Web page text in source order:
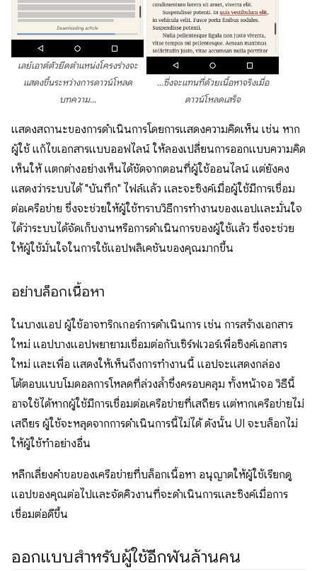
เลย์เอาต์ตัวยึดตำแหน่งโครงร่างจะ
แสดงขึ้นระหว่างการดาวน์โหลด
บทความ...
...ซึ่งจะแทนที่ด้วยเนื้อหาจริงเมื่อ
ดาวน์โหลดเสร็จ
แสดงสถานะของการดำเนินการโดยการแสดงความคิดเห็น เช่น หาก
ผู้ใช้ แก้ไขเอกสารแบบออฟไลน์ ให้ลองเปลี่ยนการออกแบบความคิด
เห็นให้ แตกต่างอย่างเห็นได้ชัดจากตอนที่ผู้ใช้ออนไลน์ แต่ยังคง
แสดงว่าระบบได้ "บันทึก" ไฟล์แล้ว และจะซิงค์เมื่อผู้ใช้มีการเชื่อม
ต่อเครือข่าย ซึ่งจะช่วยให้ผู้ใช้ทราบวิธีการทำงานของแอปและมั่นใจ
ได้ว่าระบบได้จัดเก็บงานหรือการดำเนินการของผู้ใช้แล้ว ซึ่งจะช่วย
ให้ผู้ใช้มั่นใจในการใช้แอปพลิเคชันของคุณมากขึ้น
อย่าบล็อกเนื้อหา
ในบางแอป ผู้ใช้อาจทริกเกอร์การดำเนินการ เช่น การสร้างเอกสาร
ใหม่ แอปบางแอปพยายามเชื่อมต่อกับเซิร์ฟเวอร์เพื่อซิงค์เอกสาร
ใหม่ และเพื่อ แสดงให้เห็นถึงการทำงานนี้ แอปจะแสดงกล่อง
โต้ตอบแบบโมดอลการโหลดที่ล่วงล้ำซึ่งครอบคลุม ทั้งหน้าจอ วิธีนี้
อาจใช้ได้หากผู้ใช้มีการเชื่อมต่อเครือข่ายที่เสถียร แต่หากเครือข่ายไม่
เสถียร ผู้ใช้จะหลุดจากการดำเนินการนี้ไม่ได้ ดังนั้น UI จะบล็อกไม่
ให้ผู้ใช้ทำอย่างอื่น
หลีกเลี่ยงคำขอของเครือข่ายที่บล็อกเนื้อหา อนุญาตให้ผู้ใช้เรียกดู
แอปของคุณต่อไปและจัดคิวงานที่จะดำเนินการและซิงค์เมื่อการ
เชื่อมต่อดีขึ้น
ออกแบบสำหรับผู้ใช้อีกพันล้านคน